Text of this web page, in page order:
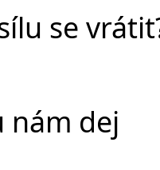
se
nám dej